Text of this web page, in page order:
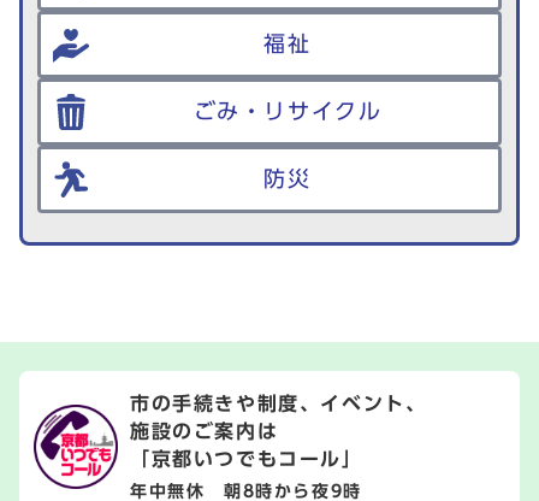
福祉
ごみ・リサイクル
防災
市の手続きや制度、イベント、
施設のご案内は
「京都いつでもコール」
年中無休 朝8時から夜9時